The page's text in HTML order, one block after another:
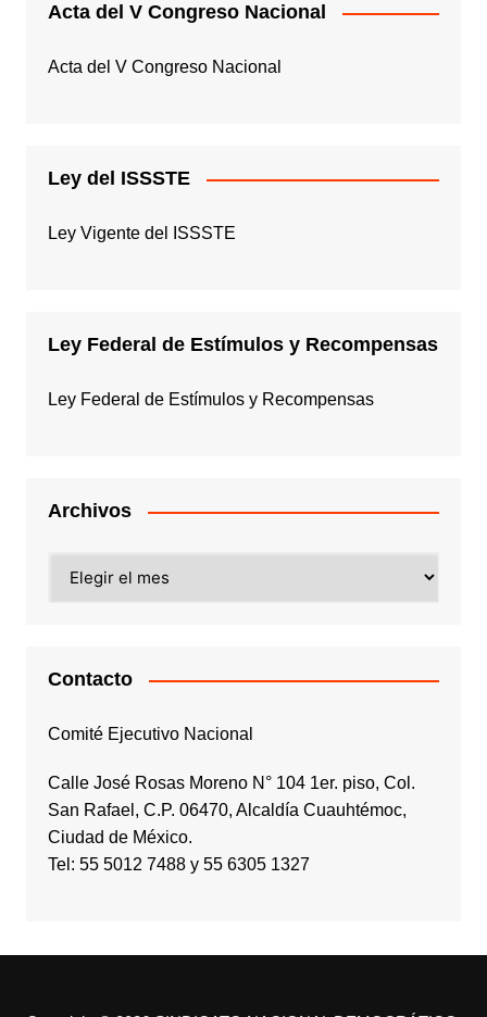
Acta del V Congreso Nacional
Acta del V Congreso Nacional
Ley del ISSSTE
Ley Vigente del ISSSTE
Ley Federal de Estímulos y Recompensas
Ley Federal de Estímulos y Recompensas
Archivos
Contacto
Comité Ejecutivo Nacional
Calle José Rosas Moreno N° 104 1er. piso, Col.
San Rafael, C.P. 06470, Alcaldía Cuauhtémoc,
Ciudad de México.
Tel: 55 5012 7488 y 55 6305 1327